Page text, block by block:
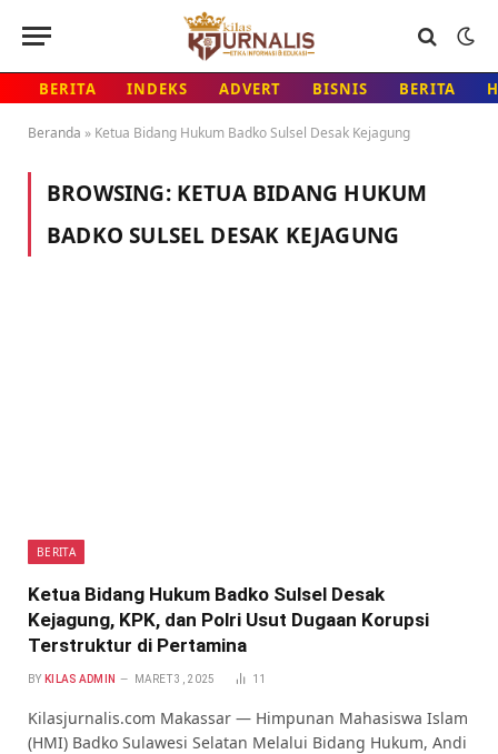
BERITA INDEKS ADVERT BISNIS BERITA
Beranda » Ketua Bidang Hukum Badko Sulsel Desak Kejagung
BROWSING: KETUA BIDANG HUKUM
BADKO SULSEL DESAK KEJAGUNG
BERITA
Ketua Bidang Hukum Badko Sulsel Desak
Kejagung, KPK, dan Polri Usut Dugaan Korupsi
Terstruktur di Pertamina
BY KILAS ADMIN MARET 3, 2025 11
Kilasjurnalis.com Makassar — Himpunan Mahasiswa Islam
(HMI) Badko Sulawesi Selatan Melalui Bidang Hukum, Andi